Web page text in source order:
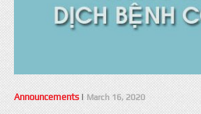
Announcements| March 16, 2020